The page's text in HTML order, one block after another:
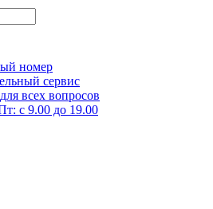
номер
сервис
всех вопросов
с 9.00 до 19.00